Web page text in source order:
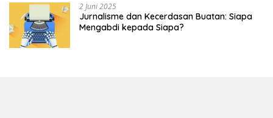
2 Juni 2025
Jurnalisme dan Kecerdasan Buatan: Siapa
Mengabdi kepada Siapa?